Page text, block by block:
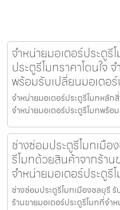
จำหน่ายมอเตอร์ประตูรี
ประตูรีโมทราคาโดนใจ
พร้อมรับเปลี่ยนมอเตอ
จำหน่ายมอเตอร์ประตูรีโมทหลัก
จำหน่ายมอเตอร์ประตูรีโมทพร้อ
ช่างซ่อมประตูรีโมทเมื
รีโมทด้วยสินค้าจากร้า
จำหน่ายมอเตอร์ประตูรี
ช่างซ่อมประตูรีโมทเมืองชลบุรี
ร้านขายมอเตอร์ประตูรีโมทที่จำ